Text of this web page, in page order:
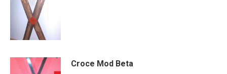
Croce Mod Beta